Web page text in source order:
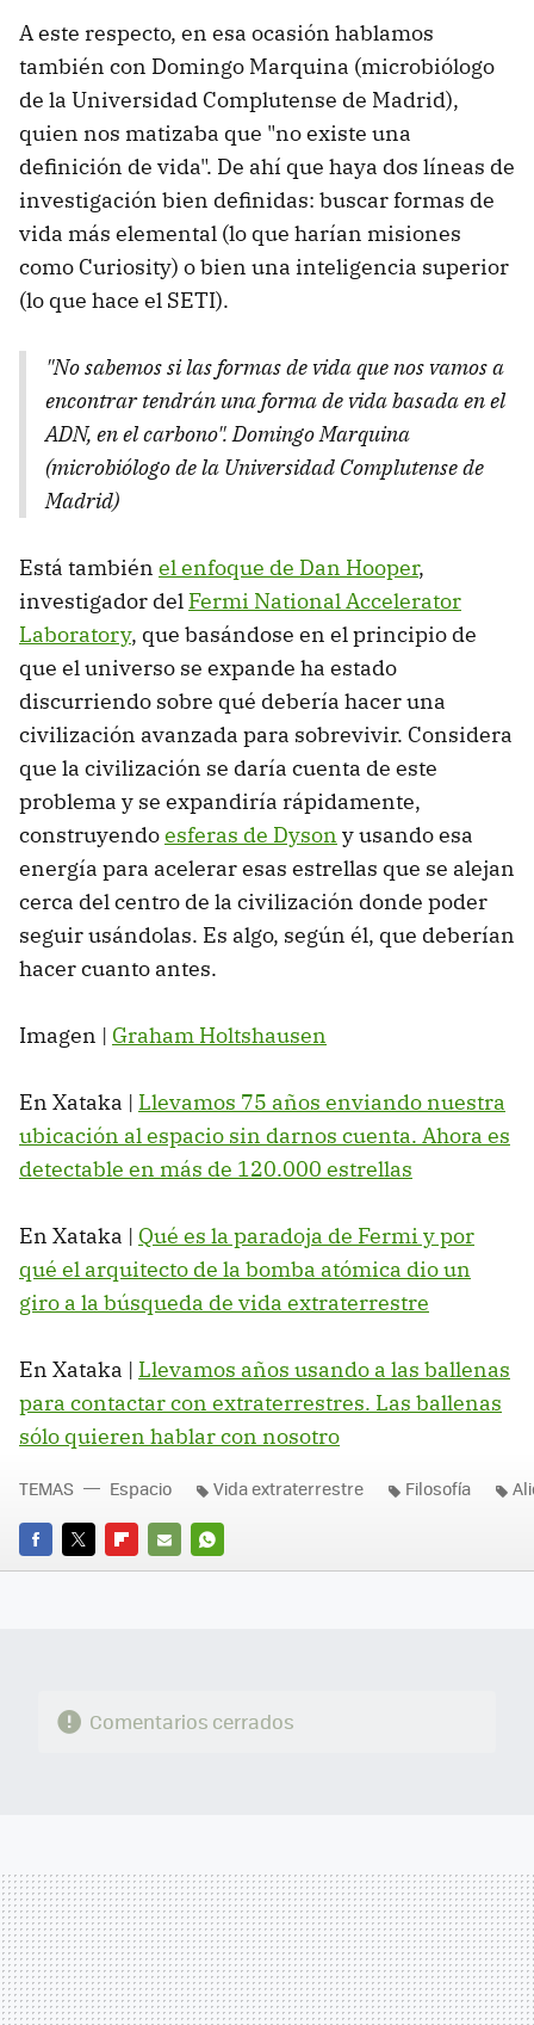
A este respecto, en esa ocasión hablamos
también con Domingo Marquina (microbiólogo
de la Universidad Complutense de Madrid),
quien nos matizaba que "no existe una
definición de vida". De ahí que haya dos líneas de
investigación bien definidas: buscar formas de
vida más elemental (lo que harían misiones
como Curiosity) o bien una inteligencia superior
(lo que hace el SETI).
"No sabemos si las formas de vida que nos vamos a
encontrar tendrán una forma de vida basada en el
ADN, en el carbono". Domingo Marquina
(microbiólogo de la Universidad Complutense de
Madrid)
Está también el enfoque de Dan Hooper,
investigador del Fermi National Accelerator
Laboratory, que basándose en el principio de
que el universo se expande ha estado
discurriendo sobre qué debería hacer una
civilización avanzada para sobrevivir. Considera
que la civilización se daría cuenta de este
problema y se expandiría rápidamente,
construyendoesferas de Dyson y usando esa
energía para acelerar esas estrellas que se alejan
cerca del centro de la civilización donde poder
seguir usándolas. Es algo, según él, que deberían
hacer cuanto antes.
Imagen | Graham Holtshausen
En Xataka | Llevamos 75 años enviando nuestra
ubicación al espacio sin darnos cuenta. Ahora es
detectable en más de 120.000 estrellas
En Xataka | Qué es la paradoja de Fermi y por
qué el arquitecto de la bomba atómica dio un
giro a la búsqueda de vida extraterrestre
En Xataka | Llevamos años usando a las ballenas
para contactar con extraterrestres. Las ballenas
sólo quieren hablar con nosotro
FACEBOOK
TWITTERFLIPBOARD
E-
WHATSAPP
TEMAS Espacio Vida extraterrestre Filosofía
Comentarios cerrados